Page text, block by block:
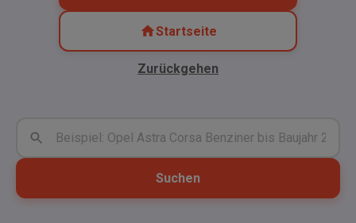
Startseite
Zurückgehen
Suchen